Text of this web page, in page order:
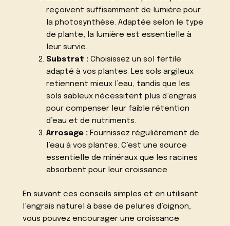
reçoivent suffisamment de lumière pour
la photosynthèse. Adaptée selon le type
de plante, la lumière est essentielle à
leur survie.
Substrat :Choisissez un sol fertile
adapté à vos plantes. Les sols argileux
retiennent mieux l’eau, tandis que les
sols sableux nécessitent plus d’engrais
pour compenser leur faible rétention
d’eau et de nutriments.
Arrosage :Fournissez régulièrement de
l’eau à vos plantes. C’est une source
essentielle de minéraux que les racines
absorbent pour leur croissance.
En suivant ces conseils simples et en utilisant
l’engrais naturel à base de pelures d’oignon,
vous pouvez encourager une croissance